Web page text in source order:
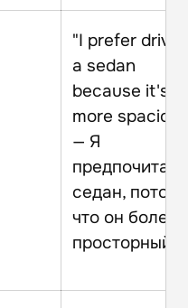
"I prefer
a sedan
because it's
more
— Я
предпочитаю
седан,
что он более
просторный.